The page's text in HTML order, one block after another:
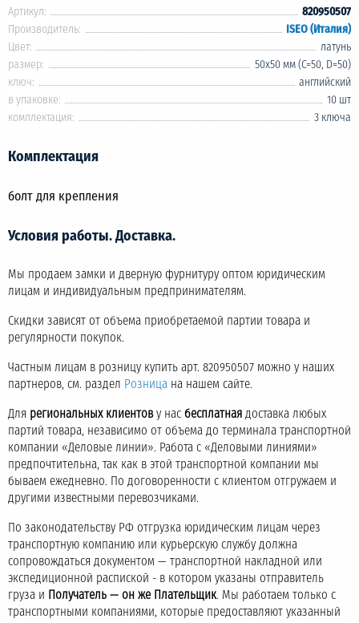
Артикул:
820950507
Производитель:
ISEO (Италия)
Цвет:
латунь
размер:
50х50 мм (С=50, D=50)
ключ:
английский
в упаковке:
10 шт
комплектация:
3 ключа
Комплектация
болт для крепления
Условия работы. Доставка.
Мы продаем замки и дверную фурнитуру оптом юридическим
лицам и индивидуальным предпринимателям.
Скидки зависят от объема приобретаемой партии товара и
регулярности покупок.
Частным лицам в розницу купить арт. 820950507 можно у наших
партнеров, см. раздел Розница на нашем сайте.
Для региональных клиентову нас бесплатная доставка любых
партий товара, независимо от объема до терминала транспортной
компании «Деловые линии». Работа с «Деловыми линиями»
предпочтительна, так как в этой транспортной компании мы
бываем ежедневно. По договоренности с клиентом отгружаем и
другими известными перевозчиками.
По законодательству РФ отгрузка юридическим лицам через
транспортную компанию или курьерскую службу должна
сопровождаться документом — транспортной накладной или
экспедиционной распиской - в котором указаны отправитель
груза и Получатель — он же Плательщик. Мы работаем только с
транспортными компаниями, которые предоставляют указанный